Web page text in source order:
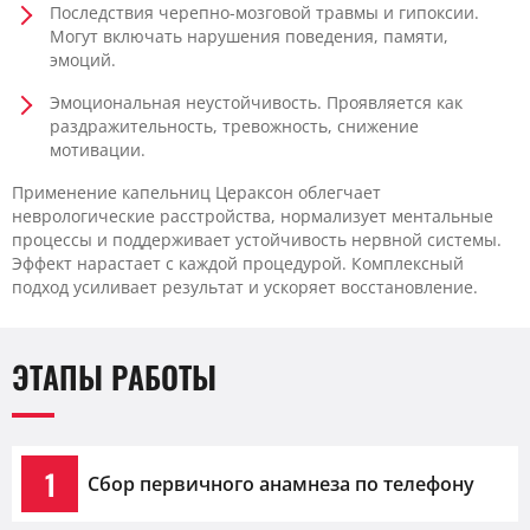
Последствия черепно-мозговой травмы и гипоксии.
Могут включать нарушения поведения, памяти,
эмоций.
Эмоциональная неустойчивость. Проявляется как
раздражительность, тревожность, снижение
мотивации.
Применение капельниц Цераксон облегчает
неврологические расстройства, нормализует ментальные
процессы и поддерживает устойчивость нервной системы.
Эффект нарастает с каждой процедурой. Комплексный
подход усиливает результат и ускоряет восстановление.
ЭТАПЫ РАБОТЫ
1 Сбор первичного анамнеза по телефону